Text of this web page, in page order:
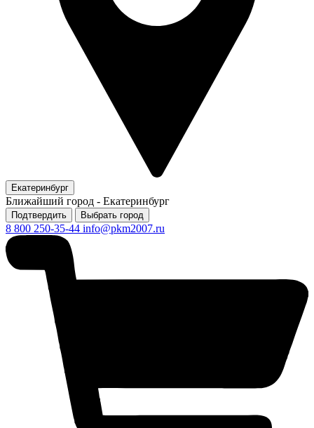
Екатеринбург
Ближайший город - Екатеринбург
Подтвердить Выбрать город
8 800 250-35-44 info@pkm2007.ru